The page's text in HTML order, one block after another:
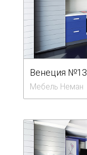
Венеция №13
Мебель Неман